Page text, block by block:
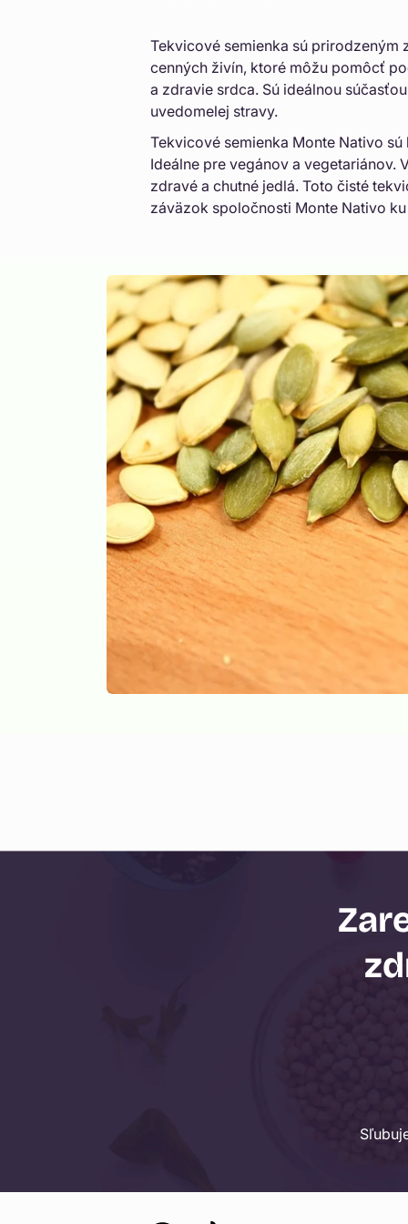
u
z
b
a
l
e
i
a
Tekvicové semienka sú prirodzeným
cenných živín, ktoré môžu pomôcť
a zdravie srdca. Sú ideálnou
uvedomelej stravy.
Tekvicové semienka Monte Nativo
Ideálne pre vegánov a vegetariánov.
zdravé a chutné jedlá. Toto čisté
záväzok spoločnosti Monte Nativo